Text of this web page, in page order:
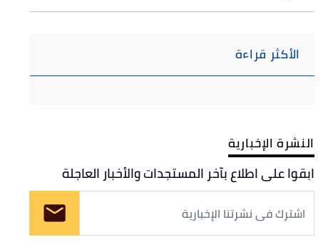
الأكثر قراءة
النشرة الإخبارية
ابقوا على اطلاع بآخر المستجدات والأخبار العاجلة